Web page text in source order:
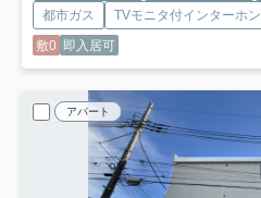
都市ガス
TVモニタ付インターホン
敷0 即入居可
アパート